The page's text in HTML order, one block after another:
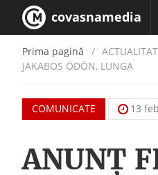
covasnamedia
Prima pagină
JAKABOS ÖDÖN, LUNGA
COMUNICATE 13
ANUNȚ